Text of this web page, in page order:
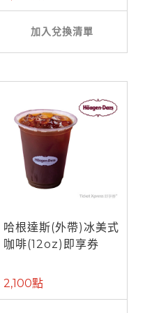
加入兌換清單
哈根達斯(外帶)冰美式
咖啡(12oz)即享券
2,100點